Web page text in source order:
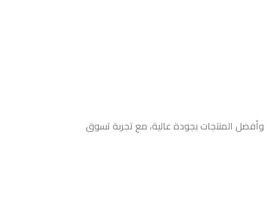
وأفضل المنتجات بجودة عالية، مع تجربة تسوق